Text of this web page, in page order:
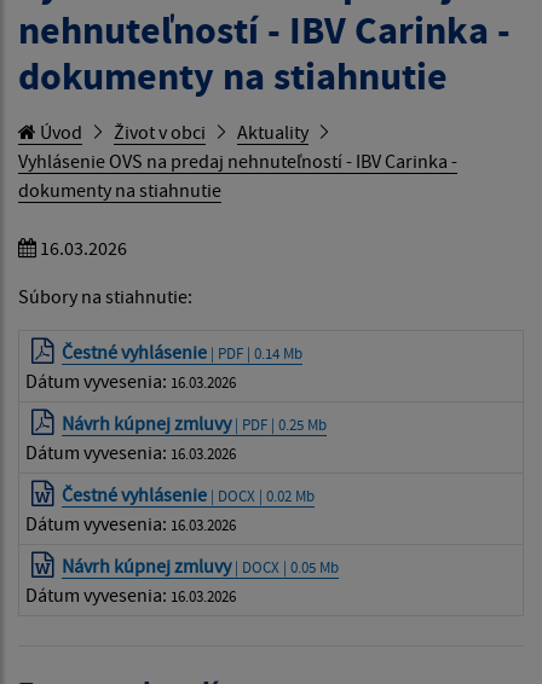
nehnuteľností - IBV Carinka -
dokumenty na stiahnutie
Úvod Život v obci
Aktuality
Vyhlásenie OVS na predaj nehnuteľností - IBV Carinka -
dokumenty na stiahnutie
16.03.2026
Súbory na stiahnutie:
Čestné vyhlásenie | PDF | 0.14 Mb
Dátum vyvesenia: 16.03.2026
Návrh kúpnej zmluvy| PDF | 0.25 Mb
Dátum vyvesenia: 16.03.2026
Čestné vyhlásenie | DOCX | 0.02 Mb
Dátum vyvesenia: 16.03.2026
Návrh kúpnej zmluvy| DOCX | 0.05 Mb
Dátum vyvesenia: 16.03.2026